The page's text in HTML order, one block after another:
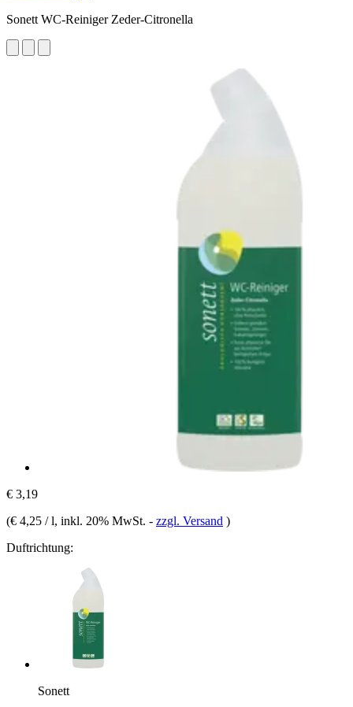
Sonett WC-Reiniger Zeder-Citronella
€ 3,19
(€ 4,25 / l, inkl. 20% MwSt. - zzgl. Versand )
Duftrichtung:
Sonett